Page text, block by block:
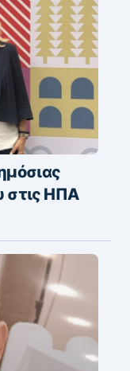
στις ΗΠΑ